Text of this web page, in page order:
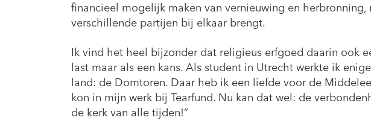
financieel mogelijk maken van vernieuwing en
verschillende partijen bij elkaar brengt.
Ik vind het heel bijzonder dat religieus erfgoed daarin ook
last maar als een kans. Als student in Utrecht werkte ik
land: de Domtoren. Daar heb ik een liefde voor de
kon in mijn werk bij Tearfund. Nu kan dat wel: de
de kerk van alle tijden!”